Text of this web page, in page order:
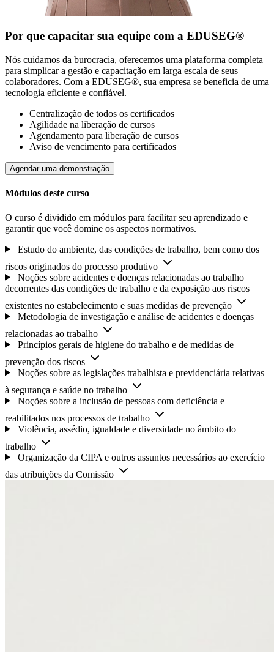
Por que capacitar sua equipe com a EDUSEG®
Nós cuidamos da burocracia, oferecemos uma plataforma completa
para simplicar a gestão e capacitação em larga escala de seus
colaboradores. Com a EDUSEG®, sua empresa se beneficia de uma
tecnologia eficiente e confiável.
Centralização de todos os certificados
Agilidade na liberação de cursos
Agendamento para liberação de cursos
Aviso de vencimento para certificados
Agendar uma demonstração
Módulos deste curso
O curso é dividido em módulos para facilitar seu aprendizado e
garantir que você domine os aspectos normativos.
Estudo do ambiente, das condições de trabalho, bem como dos
riscos originados do processo produtivo
Noções sobre acidentes e doenças relacionadas ao trabalho
decorrentes das condições de trabalho e da exposição aos riscos
existentes no estabelecimento e suas medidas de prevenção
Metodologia de investigação e análise de acidentes e doenças
relacionadas ao trabalho
Princípios gerais de higiene do trabalho e de medidas de
prevenção dos riscos
Noções sobre as legislações trabalhista e previdenciária relativas
à segurança e saúde no trabalho
Noções sobre a inclusão de pessoas com deficiência e
reabilitados nos processos de trabalho
Violência, assédio, igualdade e diversidade no âmbito do
trabalho
Organização da CIPA e outros assuntos necessários ao exercício
das atribuições da Comissão